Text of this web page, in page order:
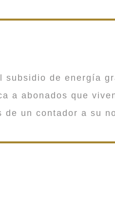
de energía
a abonados que
un contador a su